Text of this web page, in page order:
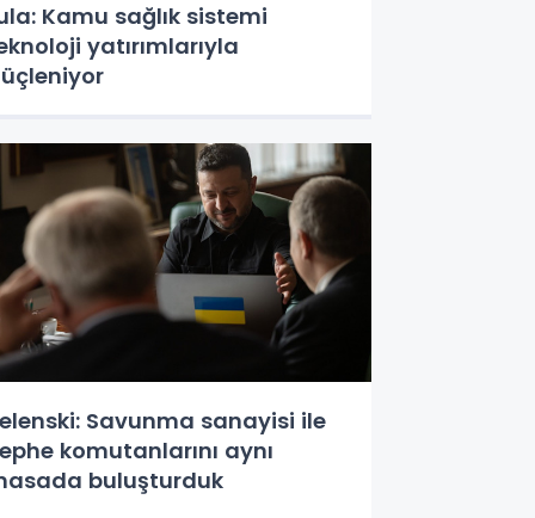
Kamu sağlık sistemi
yatırımlarıyla
Savunma sanayisi ile
komutanlarını aynı
buluşturduk